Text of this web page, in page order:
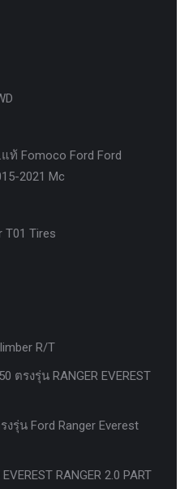
ท้ Fomoco Ford Ford
2021 Mc
T01 Tires
R/T
ตรงรุ่น RANGER EVEREST
รุ่น Ford Ranger Everest
RANGER 2.0 PART